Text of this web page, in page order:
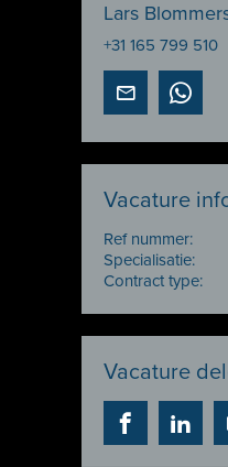
Lars
+31 165 799 510
Vacature
Ref nummer:
Specialisatie:
Contract type:
Vacature